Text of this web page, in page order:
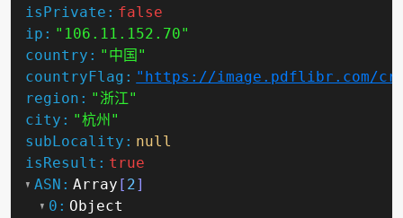
isPrivate: false
ip: "106.11.152.70"
country: "中国"
countryFlag: "https://image.pdflibr.com/
region: "浙江"
city: "杭州"
subLocality: null
isResult: true
ASN: Array [ 2]
0: Object